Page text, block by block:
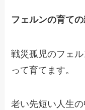
フェルンの育て
戦災孤児のフェ
って育てます。
老い先短い人生